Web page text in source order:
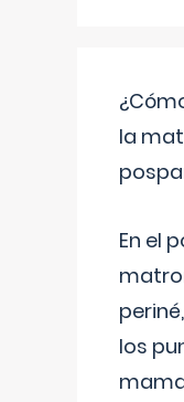
la
En el
los